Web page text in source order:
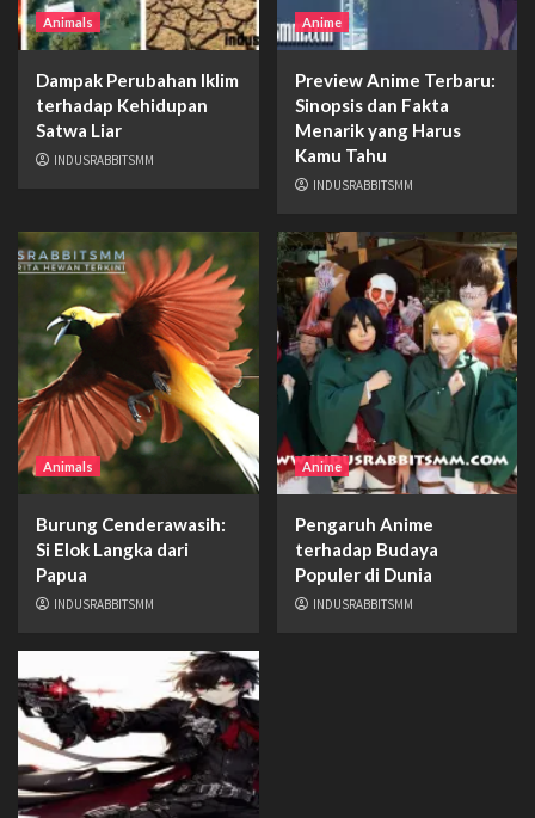
Animals
Dampak Perubahan Iklim
terhadap Kehidupan
Satwa Liar
INDUSRABBITSMM
Anime
Preview Anime Terbaru:
Sinopsis dan Fakta
Menarik yang Harus
Kamu Tahu
INDUSRABBITSMM
Animals
Burung Cenderawasih:
Si Elok Langka dari
Papua
INDUSRABBITSMM
Anime
Pengaruh Anime
terhadap Budaya
Populer di Dunia
INDUSRABBITSMM